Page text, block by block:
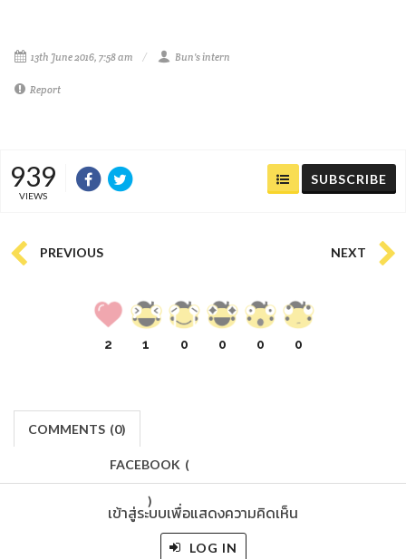
13th June 2016, 7:58 am Bun's intern
Report
939
VIEWS
SUBSCRIBE
PREVIOUS NEXT
2 1 0 0 0 0
COMMENTS (0)
FACEBOOK (
)
เข้าสู่ระบบเพื่อแสดงความคิดเห็น
LOG IN